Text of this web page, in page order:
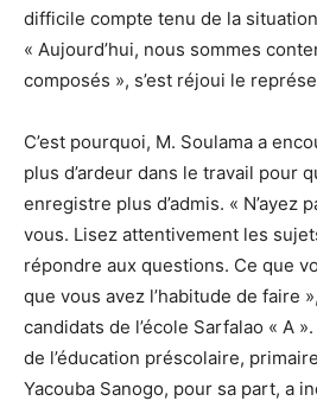
difficile compte tenu de la
« Aujourd’hui, nous sommes
composés », s’est réjoui le
C’est pourquoi, M. Soulama a
plus d’ardeur dans le travail pour
enregistre plus d’admis. « N’ayez
vous. Lisez attentivement les
répondre aux questions. Ce que
que vous avez l’habitude de faire
candidats de l’école Sarfalao « A
de l’éducation préscolaire,
Yacouba Sanogo, pour sa part, a